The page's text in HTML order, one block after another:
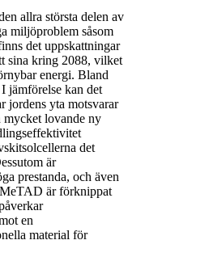
allra största delen av
miljöproblem såsom
det uppskattningar
sina kring 2088, vilket
energi. Bland
jämförelse kan det
jordens yta motsvarar
mycket lovande ny
det
är
prestanda, och även
är förknippat
en
material för